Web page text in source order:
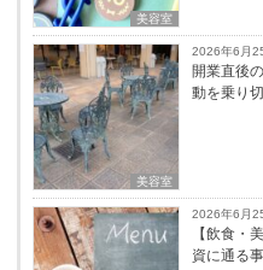
美容室
美容室
2026年6月
開業直後
動を乗り
2026年6月
【飲食・
資に通る